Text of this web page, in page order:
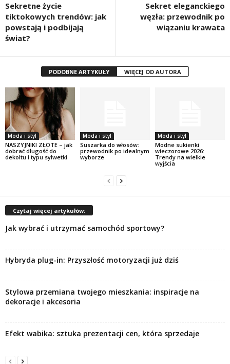
Sekretne życie
tiktokowych trendów: jak
powstają i podbijają
świat?
Sekret eleganckiego
węzła: przewodnik po
wiązaniu krawata
PODOBNE ARTYKUŁY WIĘCEJ OD AUTORA
Moda i styl
NASZYJNIKI ZŁOTE – jak
dobrać długość do
dekoltu i typu sylwetki
Moda i styl
Suszarka do włosów:
przewodnik po idealnym
wyborze
Moda i styl
Modne sukienki
wieczorowe 2026:
Trendy na wielkie
wyjścia
Czytaj więcej artykułów:
Jak wybrać i utrzymać samochód sportowy?
Hybryda plug-in: Przyszłość motoryzacji już dziś
Stylowa przemiana twojego mieszkania: inspiracje na
dekoracje i akcesoria
Efekt wabika: sztuka prezentacji cen, która sprzedaje